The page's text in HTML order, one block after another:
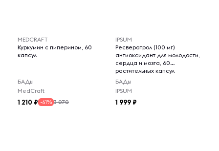
MEDCRAFT
Куркумин с пиперином, 60
капсул
БАДы
MedCraft
1 210 -61% 3 070
IPSUM
Ресвератрол (100 мг)
антиоксидант для молодости,
сердца и мозга, 60
растительных капсул
БАДы
IPSUM
1 999